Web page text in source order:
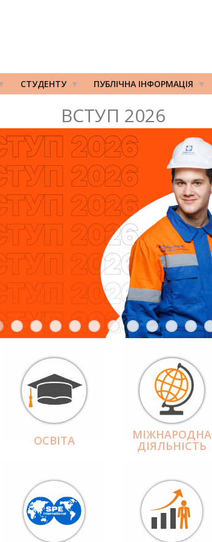
СТУДЕНТУ ПУБЛІЧНА ІНФОРМАЦІЯ
ВСТУП 2026
ОСВІТА МІЖНАРОДНА
ДІЯЛЬНІCТЬ